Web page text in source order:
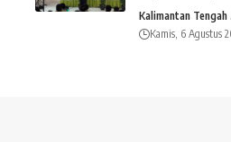
Kalimantan Tengah
Kamis, 6 Agustus